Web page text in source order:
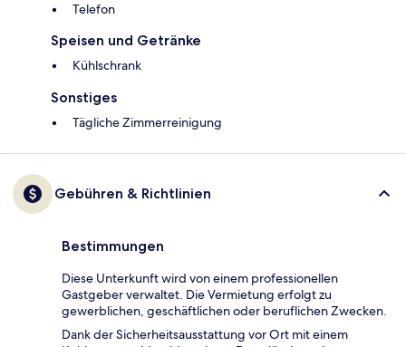
Telefon
Speisen und Getränke
Kühlschrank
Sonstiges
Tägliche Zimmerreinigung
Gebühren & Richtlinien
Bestimmungen
Diese Unterkunft wird von einem professionellen
Gastgeber verwaltet. Die Vermietung erfolgt zu
gewerblichen, geschäftlichen oder beruflichen Zwecken.
Dank der Sicherheitsausstattung vor Ort mit einem